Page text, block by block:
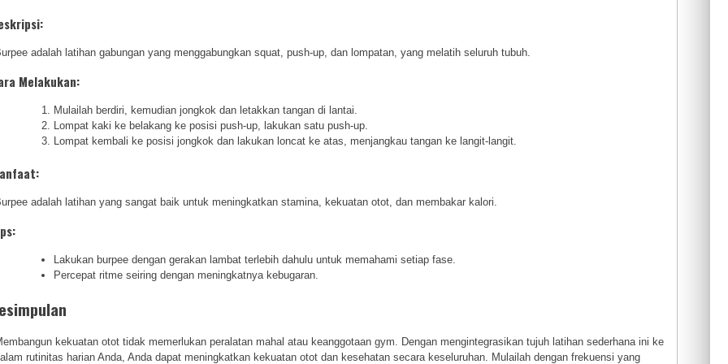
adalah latihan gabungan yang menggabungkan squat, push-up, dan lompatan, yang melatih seluruh tubuh.
Melakukan:
Mulailah berdiri, kemudian jongkok dan letakkan tangan di lantai.
Lompat kaki ke belakang ke posisi push-up, lakukan satu push-up.
Lompat kembali ke posisi jongkok dan lakukan loncat ke atas, menjangkau tangan ke langit-langit.
adalah latihan yang sangat baik untuk meningkatkan stamina, kekuatan otot, dan membakar kalori.
Lakukan burpee dengan gerakan lambat terlebih dahulu untuk memahami setiap fase.
Percepat ritme seiring dengan meningkatnya kebugaran.
kekuatan otot tidak memerlukan peralatan mahal atau keanggotaan gym. Dengan mengintegrasikan tujuh latihan sederhana ini ke
rutinitas harian Anda, Anda dapat meningkatkan kekuatan otot dan kesehatan secara keseluruhan. Mulailah dengan frekuensi yang